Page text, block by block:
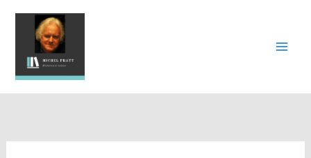
Aller
contenu